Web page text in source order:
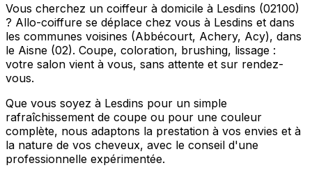
Vous cherchez un coiffeur à domicile à Lesdins (02100)
? Allo-coiffure se déplace chez vous à Lesdins et dans
les communes voisines (Abbécourt, Achery, Acy), dans
le Aisne (02). Coupe, coloration, brushing, lissage :
votre salon vient à vous, sans attente et sur rendez-
vous.
Que vous soyez à Lesdins pour un simple
rafraîchissement de coupe ou pour une couleur
complète, nous adaptons la prestation à vos envies et à
la nature de vos cheveux, avec le conseil d'une
professionnelle expérimentée.